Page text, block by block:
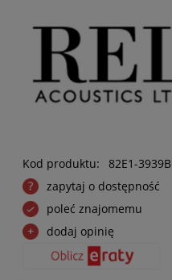
Kod produktu:
82E1-3939B
zapytaj o dostępność
poleć znajomemu
dodaj opinię